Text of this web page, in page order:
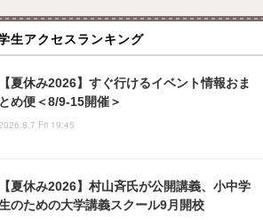
生アクセスランキング
【夏休み2026】すぐ行けるイベント情報おま
とめ便＜8/9-15開催＞
2026.8.7 Fri 19:45
【夏休み2026】村山斉氏が公開講義、小中学
のための大学講義スクール9月開校